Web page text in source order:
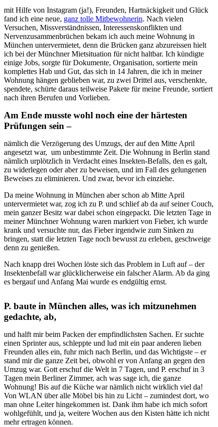
mit Hilfe von Instagram (ja!), Freunden, Hartnäckigkeit und Glück
fand ich eine neue, ganz tolle Mitbewohnerin. Nach vielen
Versuchen, Missverständnissen, Interessenskonflikten und
Nervenzusammenbrüchen bekam ich auch meine Wohnung in
München untervermietet, denn die Brücken ganz abzureissen hielt
ich bei der Münchner Mietsituation für nicht haltbar. Ich kündigte
einige Jobs, sorgte für Dokumente, Organisation, sortierte mein
komplettes Hab und Gut, das sich in 14 Jahren, die ich in meiner
Wohnung hängen geblieben war, zu zwei Drittel aus, verschenkte,
spendete, schürte daraus teilweise Pakete für meine Freunde, sortiert
nach ihren Berufen und Vorlieben.
Am Ende musste wohl noch eine der härtesten
Prüfungen sein –
nämlich die Verzögerung des Umzugs, der auf den Mitte April
angesetzt war, um unbestimmte Zeit. Die Wohnung in Berlin stand
nämlich urplötzlich in Verdacht eines Insekten-Befalls, den es galt,
zu widerlegen oder aber zu beweisen, und im Fall des gelungenen
Beweises zu eliminieren. Und zwar, bevor ich einziehe.
Da meine Wohnung in München aber schon ab Mitte April
untervermietet war, zog ich zu P. und schlief ab da auf seiner Couch,
mein ganzer Besitz war dabei schon eingepackt. Die letzten Tage in
meiner Münchner Wohnung waren markiert von Fieber, ich wurde
krank und versuchte nur, das Fieber irgendwie zum Sinken zu
bringen, statt die letzten Tage noch bewusst zu erleben, geschweige
denn zu genießen.
Nach knapp drei Wochen löste sich das Problem in Luft auf – der
Insektenbefall war glücklicherweise ein falscher Alarm. Ab da ging
es bergauf und Anfang Mai wurde es endgültig ernst.
P. baute in München alles, was ich mitzunehmen
gedachte, ab,
und halft mir beim Packen der empfindlichsten Sachen. Er suchte
einen Sprinter aus, schleppte und lud mit ein paar anderen lieben
Freunden alles ein, fuhr mich nach Berlin, und das Wichtigste – er
stand mir die ganze Zeit bei, obwohl er von Anfang an gegen den
Umzug war. Gott erschuf die Welt in 7 Tagen, und P. erschuf in 3
Tagen mein Berliner Zimmer, ach was sage ich, die ganze
Wohnung! Bis auf die Küche war nämlich nicht wirklich viel da!
Von WLAN über alle Möbel bis hin zu Licht – zumindest dort, wo
man ohne Leiter hingekommen ist. Dank ihm habe ich mich sofort
wohlgefühlt, und ja, weitere Wochen aus den Kisten hätte ich nicht
mehr ertragen können.